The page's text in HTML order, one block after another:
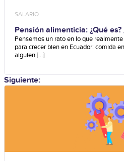
SALARIO
Pensión alimenticia: ¿Qué
considera?
Pensemos un rato en lo que
para crecer bien en Ecuador: comida
alguien [...]
Siguiente: